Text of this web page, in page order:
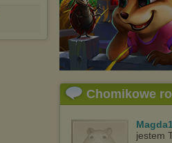
Chomikowe
jestem